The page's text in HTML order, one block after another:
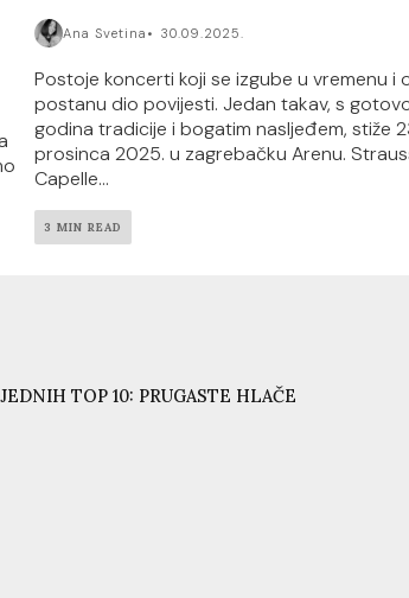
Ana Svetina 30.09.2025.
Postoje koncerti koji se izgube u vremenu i
postanu dio povijesti. Jedan takav, s
godina tradicije i bogatim nasljeđem, stiže
prosinca 2025. u zagrebačku Arenu.
Capelle...
3 MIN READ
TOP 10: PRUGASTE HLAČE